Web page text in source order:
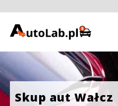
Skup aut Wałcz